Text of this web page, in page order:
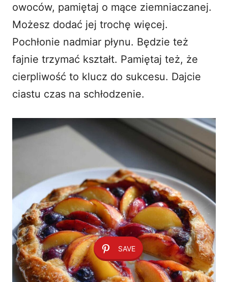
owoców, pamiętaj o mące ziemniaczanej.
Możesz dodać jej trochę więcej.
Pochłonie nadmiar płynu. Będzie też
fajnie trzymać kształt. Pamiętaj też, że
cierpliwość to klucz do sukcesu. Dajcie
ciastu czas na schłodzenie.
SAVE